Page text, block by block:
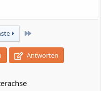
Letzte
Antworten